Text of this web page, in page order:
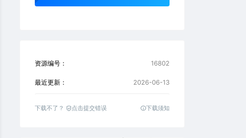
资源编号： 16802
最近更新： 2026-06-13
下载不了？ 点击提交错误 下载须知